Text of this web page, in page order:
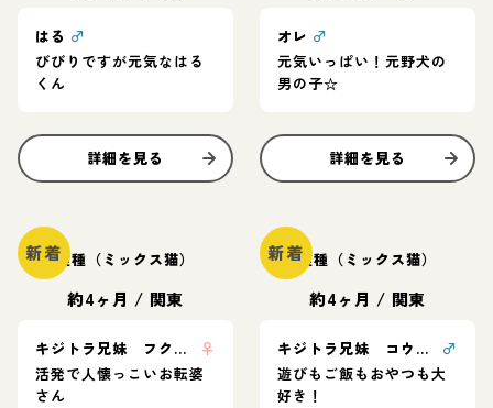
はる ♂
びびりですが元気なはる
くん
詳細を見る
オレ ♂
元気いっぱい！元野犬の
男の子☆
詳細を見る
新着雑種（ミックス猫）
約4ヶ月 / 関東
キジトラ兄妹 フクちゃん
♀
活発で人懐っこいお転婆
さん
新着雑種（ミックス猫）
約4ヶ月 / 関東
キジトラ兄妹 コウくん
♂
遊びもご飯もおやつも大
好き！